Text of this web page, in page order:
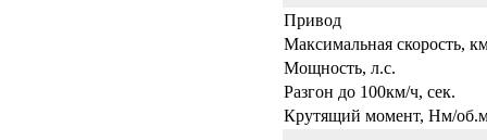
Привод
Максимальная скорость,
Мощность, л.с.
Разгон до 100км/ч, сек.
Крутящий момент, Нм/